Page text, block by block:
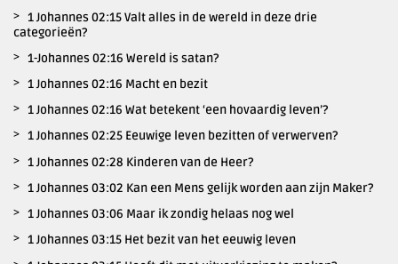
1 Johannes 02:15 Valt alles in de wereld in deze drie
categorieën?
1-Johannes 02:16 Wereld is satan?
1 Johannes 02:16 Macht en bezit
1 Johannes 02:16 Wat betekent ‘een hovaardig leven’?
1 Johannes 02:25 Eeuwige leven bezitten of verwerven?
1 Johannes 02:28 Kinderen van de Heer?
1 Johannes 03:02 Kan een Mens gelijk worden aan zijn Maker?
1 Johannes 03:06 Maar ik zondig helaas nog wel
1 Johannes 03:15 Het bezit van het eeuwig leven